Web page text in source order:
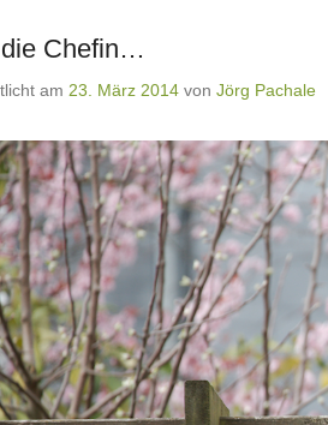
Chefin…
am 23. März 2014 von Jörg Pachale